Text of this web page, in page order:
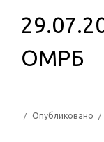
ОМРБ
Опубликовано